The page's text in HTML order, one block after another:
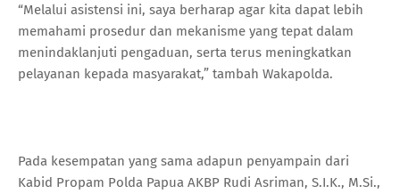
“Melalui asistensi ini, saya berharap agar kita dapat lebih
memahami prosedur dan mekanisme yang tepat dalam
menindaklanjuti pengaduan, serta terus meningkatkan
pelayanan kepada masyarakat,” tambah Wakapolda.
Pada kesempatan yang sama adapun penyampain dari
Kabid Propam Polda Papua AKBP Rudi Asriman, S.I.K., M.Si.,